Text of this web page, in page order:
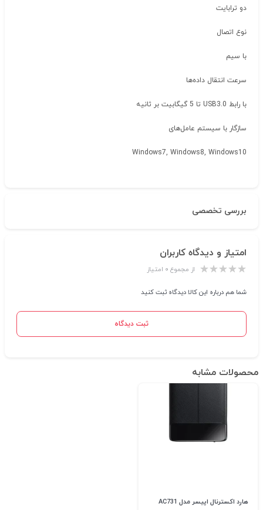
دو ترابایت
نوع اتصال
با سیم
سرعت انتقال داده‌ها
با رابط USB3.0 تا 5 گیگابیت بر ثانیه
سازگار با سیستم‌ عامل‌های
Windows7, Windows8, Windows10
بررسی تخصصی
امتیاز و دیدگاه کاربران
از مجموع ۰ امتیاز
شما هم درباره این کالا دیدگاه ثبت کنید
ثبت دیدگاه
محصولات مشابه
هارد اکسترنال اپیسر مدل AC731